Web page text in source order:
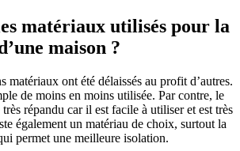
matériaux utilisés pour la
maison ?
matériaux ont été délaissés au profit d’autres.
de moins en moins utilisée. Par contre, le
répandu car il est facile à utiliser et est très
également un matériau de choix, surtout la
permet une meilleure isolation.